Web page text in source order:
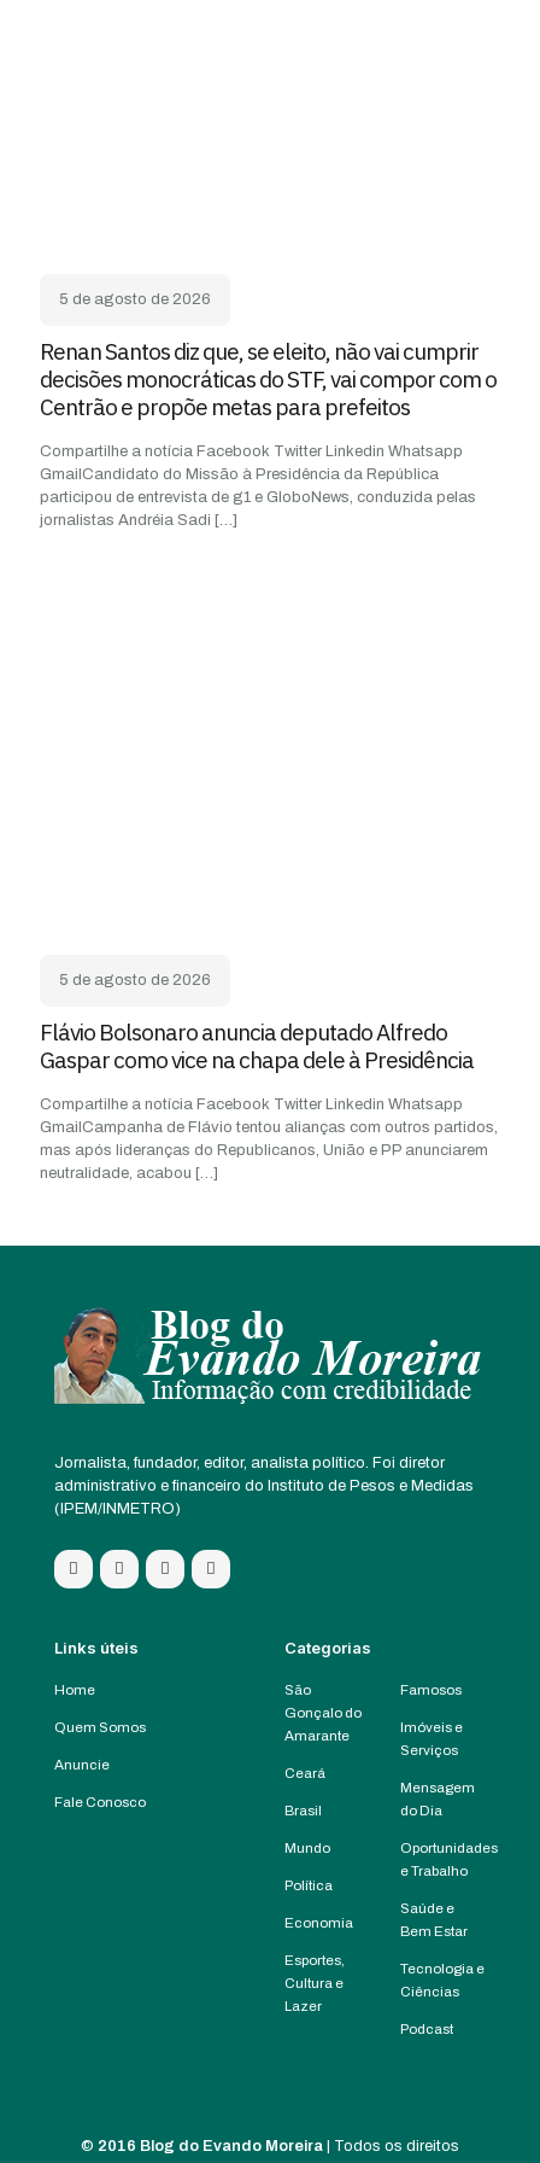
5 de agosto de 2026
Renan Santos diz que, se eleito, não vai cumprir
decisões monocráticas do STF, vai compor com o
Centrão e propõe metas para prefeitos
Compartilhe a notícia Facebook Twitter Linkedin Whatsapp
GmailCandidato do Missão à Presidência da República
participou de entrevista de g1 e GloboNews, conduzida pelas
jornalistas Andréia Sadi […]
5 de agosto de 2026
Flávio Bolsonaro anuncia deputado Alfredo
Gaspar como vice na chapa dele à Presidência
Compartilhe a notícia Facebook Twitter Linkedin Whatsapp
GmailCampanha de Flávio tentou alianças com outros partidos,
mas após lideranças do Republicanos, União e PP anunciarem
neutralidade, acabou […]
Jornalista, fundador, editor, analista político. Foi diretor
administrativo e financeiro do Instituto de Pesos e Medidas
(IPEM/INMETRO)
Links úteis
Home
Quem Somos
Anuncie
Fale Conosco
Categorias
São
Gonçalo do
Amarante
Ceará
Brasil
Mundo
Política
Economia
Esportes,
Cultura e
Lazer
Famosos
Imóveis e
Serviços
Mensagem
do Dia
Oportunidades
e Trabalho
Saúde e
Bem Estar
Tecnologia e
Ciências
Podcast
© 2016 Blog do Evando Moreira | Todos os direitos